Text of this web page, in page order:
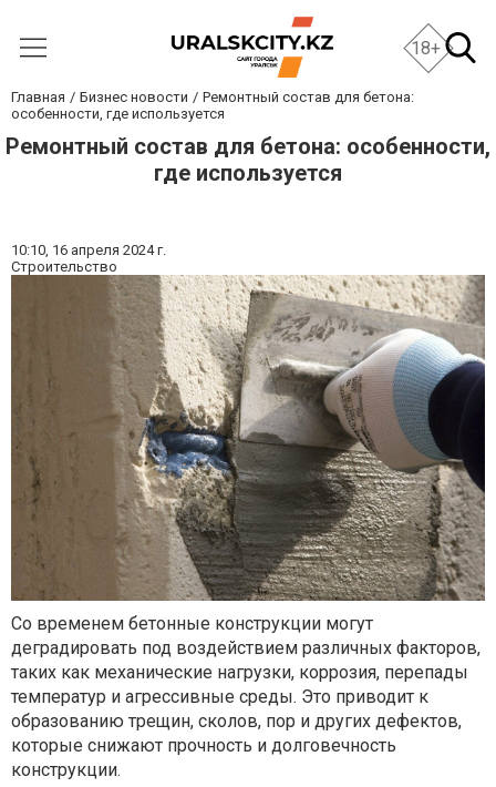
18+
Главная Бизнес новости
Ремонтный состав для бетона:
особенности, где используется
Ремонтный состав для бетона: особенности,
где используется
10:10, 16 апреля 2024 г.
Строительство
Со временем бетонные конструкции могут
деградировать под воздействием различных факторов,
таких как механические нагрузки, коррозия, перепады
температур и агрессивные среды. Это приводит к
образованию трещин, сколов, пор и других дефектов,
которые снижают прочность и долговечность
конструкции.